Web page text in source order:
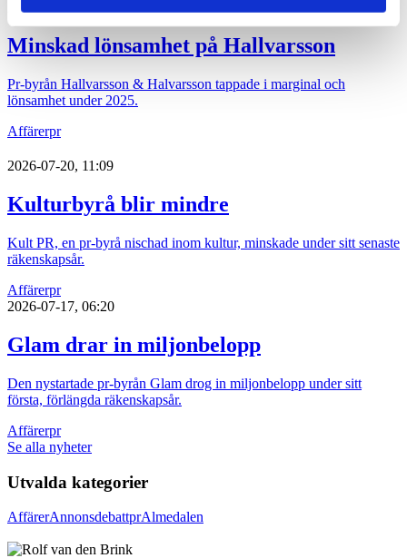
2026-07-23, 07:46
Minskad lönsamhet på Hallvarsson
Pr-byrån Hallvarsson & Halvarsson tappade i marginal och
lönsamhet under 2025.
Affärerpr
2026-07-20, 11:09
Kulturbyrå blir mindre
Kult PR, en pr-byrå nischad inom kultur, minskade under sitt senaste
räkenskapsår.
Affärerpr
2026-07-17, 06:20
Glam drar in miljonbelopp
Den nystartade pr-byrån Glam drog in miljonbelopp under sitt
första, förlängda räkenskapsår.
Affärerpr
Se alla nyheter
Utvalda kategorier
AffärerAnnonsdebattprAlmedalen